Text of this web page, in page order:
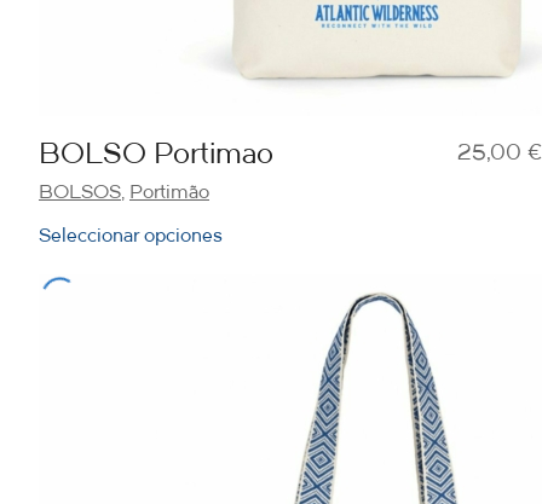
BOLSO Portimao
BOLSOS, Portimão
Seleccionar opciones
25,00 €